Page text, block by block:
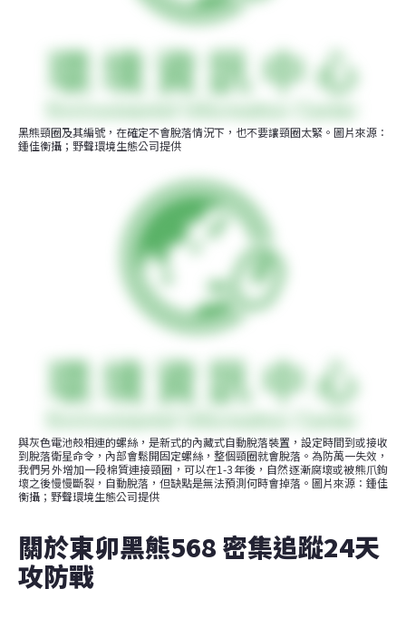
黑熊頸圈及其編號，在確定不會脫落情況下，也不要讓頸圈太緊。圖片來源：
鍾佳衡攝；野聲環境生態公司提供
與灰色電池殼相連的螺絲，是新式的內藏式自動脫落裝置，設定時間到或接收
到脫落衛星命令，內部會鬆開固定螺絲，整個頸圈就會脫落。為防萬一失效，
我們另外增加一段棉質連接頸圈，可以在1-3年後，自然逐漸腐壞或被熊爪鉤
壞之後慢慢斷裂，自動脫落，但缺點是無法預測何時會掉落。圖片來源：鍾佳
衡攝；野聲環境生態公司提供
關於東卯黑熊568 密集追蹤24天
攻防戰